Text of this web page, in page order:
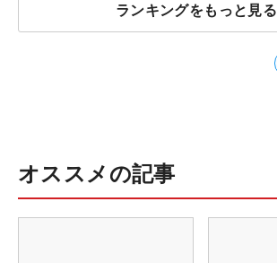
ランキングをもっと見る
オススメの記事